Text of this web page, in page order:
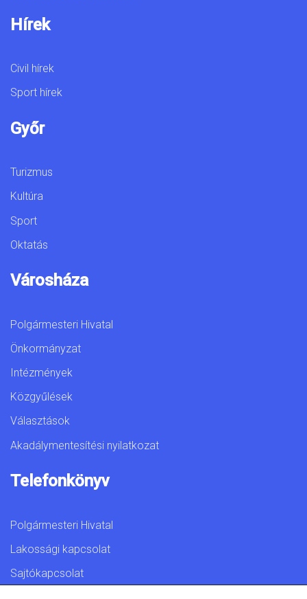
Hírek
Civil hírek
Sport hírek
Győr
Turizmus
Kultúra
Sport
Oktatás
Városháza
Polgármesteri Hivatal
Önkormányzat
Intézmények
Közgyűlések
Választások
Akadálymentesítési nyilatkozat
Telefonkönyv
Polgármesteri Hivatal
Lakossági kapcsolat
Sajtókapcsolat